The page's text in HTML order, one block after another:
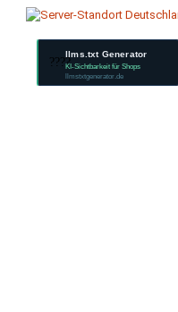
????
llms.txt Generator
KI-Sichtbarkeit für Shops
llmstxtgenerator.de